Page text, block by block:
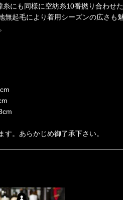
にも同様に空紡糸10番撚り合わせ
起毛により着用シーズンの広さも魅
。あらかじめ御了承下さい。